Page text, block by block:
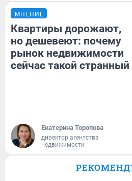
МНЕНИЕ
Квартиры дорожают,
но дешевеют: почему
рынок недвижимости
сейчас такой странный
Екатерина Торопова
директор агентства
недвижимости